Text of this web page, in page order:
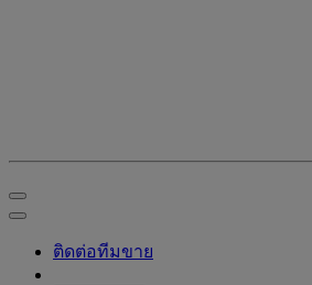
ติดต่อทีมขาย